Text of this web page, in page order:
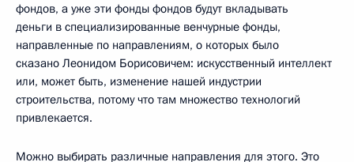
фондов, а уже эти фонды фондов будут вкладывать
деньги в специализированные венчурные фонды,
направленные по направлениям, о которых было
сказано Леонидом Борисовичем: искусственный интеллект
или, может быть, изменение нашей индустрии
строительства, потому что там множество технологий
привлекается.
Можно выбирать различные направления для этого. Это